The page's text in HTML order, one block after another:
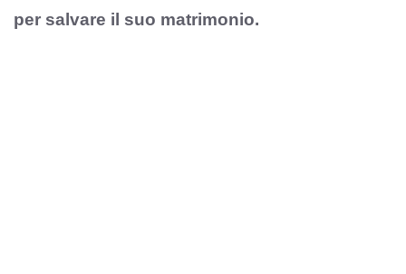
per salvare il suo matrimonio.